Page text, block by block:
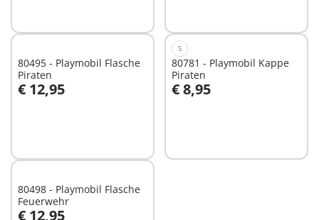
80495 - Playmobil Flasche
Piraten
€ 12,95
In den Warenkorb
S
80781 - Playmobil Kappe
Piraten
€ 8,95
In den Warenkorb
80498 - Playmobil Flasche
Feuerwehr
€ 12,95